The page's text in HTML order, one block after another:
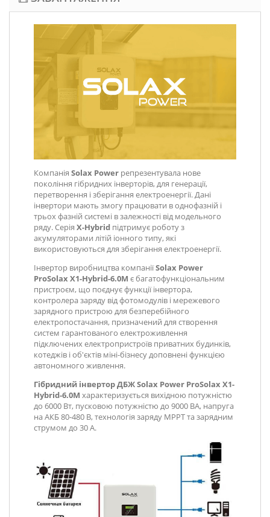
Компанія Solax Power репрезентувала нове
покоління гібридних інверторів, для генерації,
перетворення і зберігання електроенергії. Дані
інвертори мають змогу працювати в однофазній і
трьох фазній системі в залежності від модельного
ряду. Серія X-Hybrid підтримує роботу з
акумуляторами літій іонного типу, які
використовуються для зберігання електроенергії.
Інвертор виробництва компаніїSolax Power
ProSolax X1-Hybrid-6.0М є багатофункціональним
пристроєм, що поєднує функції інвертора,
контролера заряду від фотомодулів і мережевого
зарядного пристрою для безперебійного
електропостачання, призначений для створення
систем гарантованого електроживлення
підключених електропристроїв приватних будинків,
котеджів і об'єктів міні-бізнесу доповнені функцією
автономного живлення.
Гібридний інвертор ДБЖSolax Power ProSolax X1-
Hybrid-6.0М характеризується вихідною потужністю
до 6000 Вт, пусковою потужністю до 9000 ВА, напруга
на АКБ 80-480 В, технологія заряду МРРТ та зарядним
струмом до 30 А.